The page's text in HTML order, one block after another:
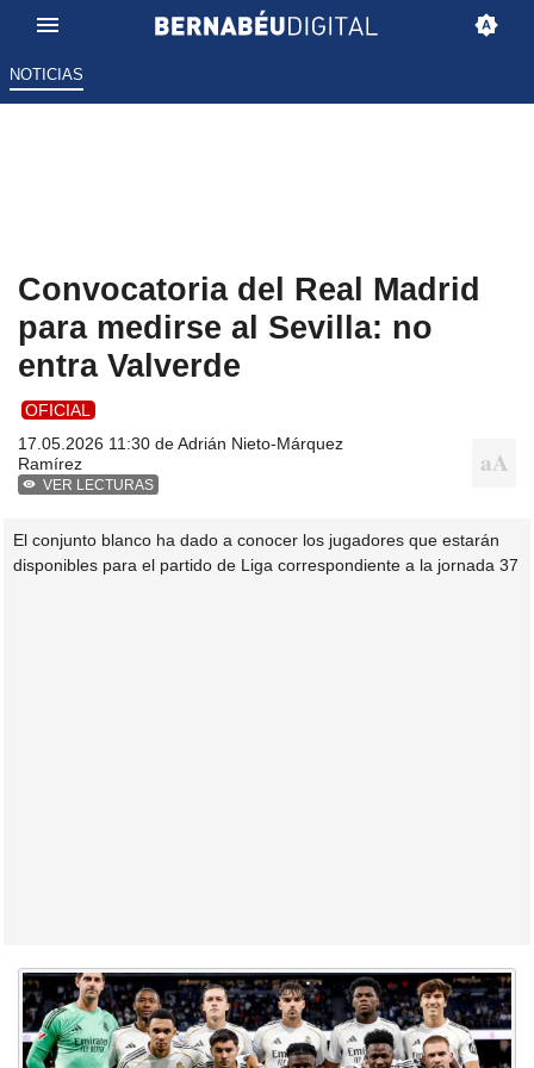
NOTICIAS
Convocatoria del Real Madrid
para medirse al Sevilla: no
entra Valverde
OFICIAL
17.05.2026 11:30 deAdrián Nieto-Márquez
Ramírez
VER LECTURAS
El conjunto blanco ha dado a conocer los jugadores que estarán
disponibles para el partido de Liga correspondiente a la jornada 37